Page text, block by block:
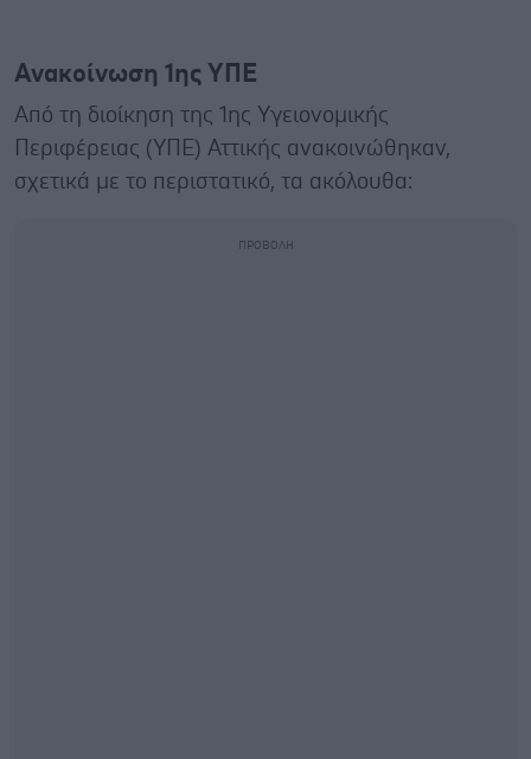
Ανακοίνωση 1ης ΥΠΕ
Από τη διοίκηση της 1ης Υγειονομικής
Περιφέρειας (ΥΠΕ) Αττικής ανακοινώθηκαν,
σχετικά με το περιστατικό, τα ακόλουθα: